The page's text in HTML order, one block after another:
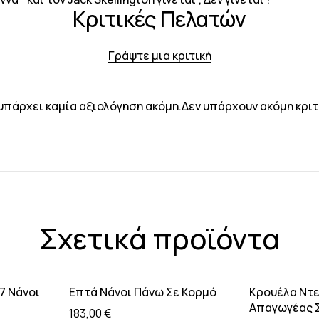
Κριτικές Πελατών
Γράψτε μια κριτική
καμία αξιολόγηση ακόμη.Δεν υπάρχουν ακόμη
Σχετικά προϊόντα
Νάνοι
Προσθήκη στο καλάθι
Επτά Νάνοι Πάνω Σε Κορμό
183,00€
Κρουέλα
Απαγωγέας